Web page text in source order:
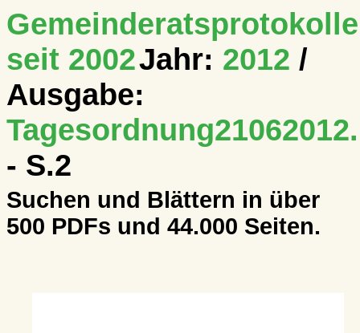
Gemeinderatsprotokolle
seit 2002Jahr: 2012 /
Ausgabe:
- S.2
Suchen und Blättern in über
500 PDFs und 44.000 Seiten.